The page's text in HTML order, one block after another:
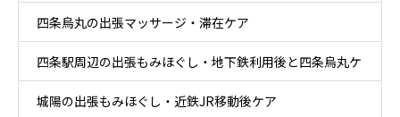
四条烏丸の出張マッサージ・滞在ケア
四条駅周辺の出張もみほぐし・地下鉄利用後と四条烏丸ケ
ア
城陽の出張もみほぐし・近鉄JR移動後ケア